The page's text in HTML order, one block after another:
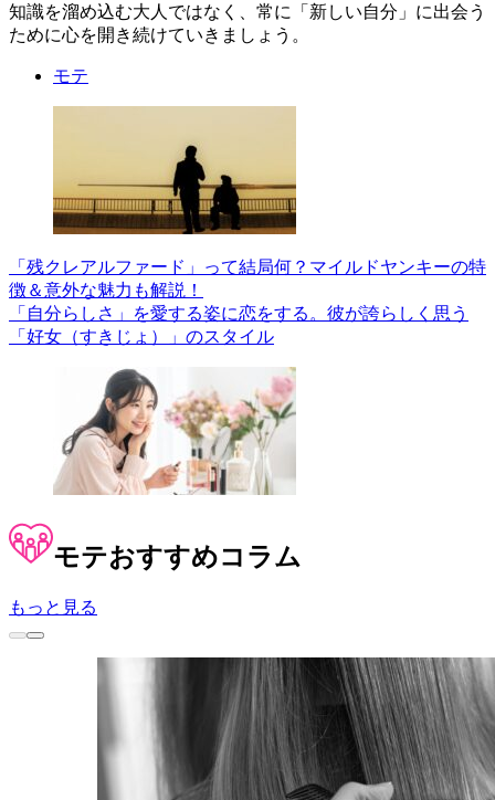
知識を溜め込む大人ではなく、常に「新しい自分」に出会う
ために心を開き続けていきましょう。
モテ
「残クレアルファード」って結局何？マイルドヤンキーの特
徴＆意外な魅力も解説！
「自分らしさ」を愛する姿に恋をする。彼が誇らしく思う
「好女（すきじょ）」のスタイル
モテおすすめコラム
もっと見る